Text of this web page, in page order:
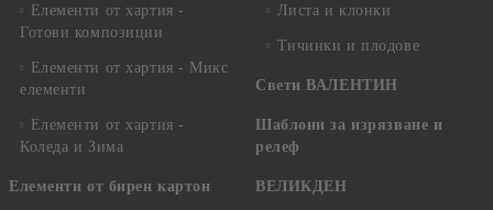
Елементи от хартия -
Готови композиции
Елементи от хартия - Микс
елементи
Елементи от хартия -
Коледа и Зима
Елементи от бирен картон
Листа и клонки
Тичинки и плодове
Свети ВАЛЕНТИН
Шаблони за изрязване и
релеф
ВЕЛИКДЕН